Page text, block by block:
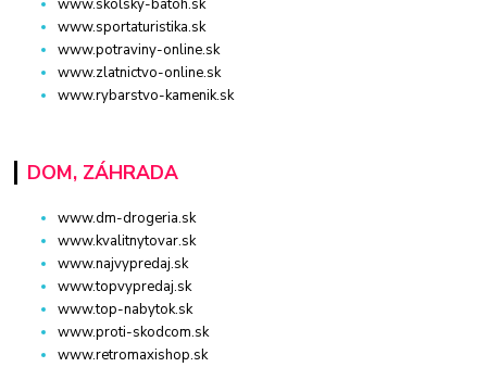
www.sportaturistika.sk
www.potraviny-online.sk
www.zlatnictvo-online.sk
www.rybarstvo-kamenik.sk
DOM, ZÁHRADA
www.dm-drogeria.sk
www.kvalitnytovar.sk
www.najvypredaj.sk
www.topvypredaj.sk
www.top-nabytok.sk
www.proti-skodcom.sk
www.retromaxishop.sk